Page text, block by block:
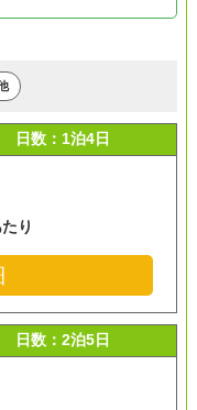
日数：1泊4日
り
日数：2泊5日